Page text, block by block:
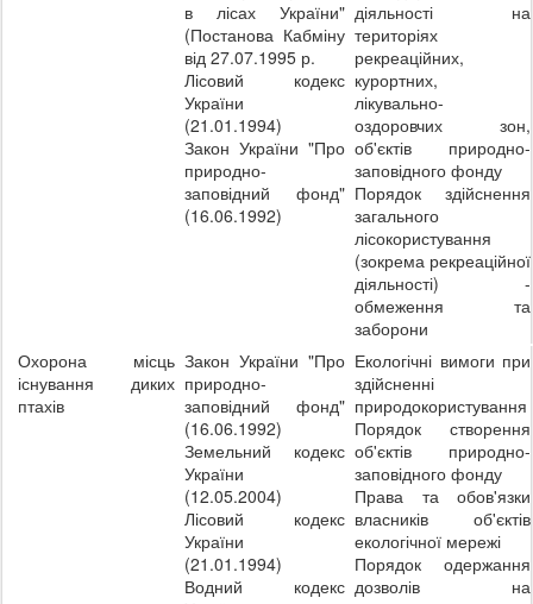
в лісах України"
(Постанова Кабміну
від 27.07.1995 р.
Лісовий кодекс
України
(21.01.1994)
Закон України "Про
природно-
заповідний фонд"
(16.06.1992)
діяльності на
територіях
рекреаційних,
курортних,
лікувально-
оздоровчих зон,
об'єктів природно-
заповідного фонду
Порядок здійснення
загального
лісокористування
(зокрема рекреаційної
діяльності) -
обмеження та
заборони
Охорона місць
існування диких
птахів
Закон України "Про
природно-
заповідний фонд"
(16.06.1992)
Земельний кодекс
України
(12.05.2004)
Лісовий кодекс
України
(21.01.1994)
Водний кодекс
Екологічні вимоги при
здійсненні
природокористування
Порядок створення
об'єктів природно-
заповідного фонду
Права та обов'язки
власників об'єктів
екологічної мережі
Порядок одержання
дозволів на